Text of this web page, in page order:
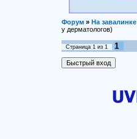
Форум » На завалинке
у дерматологов)
Страница 1 из 1 1